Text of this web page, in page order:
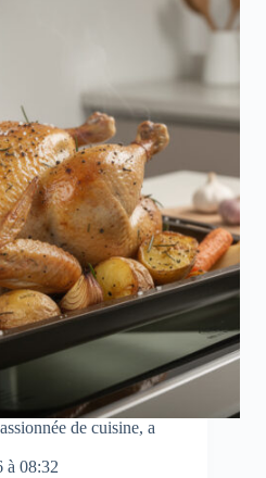
de cuisine, a
à 08:32